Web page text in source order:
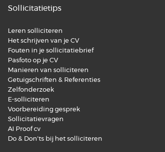
Sollicitatietips
Leren solliciteren
Het schrijven van je CV
Fouten in je sollicitatiebrief
Pasfoto op je CV
Manieren van solliciteren
Getuigschriften & Referenties
Zelfonderzoek
E-solliciteren
Voorbereiding gesprek
Sollicitatievragen
AI Proof cv
Do & Don'ts bij het solliciteren